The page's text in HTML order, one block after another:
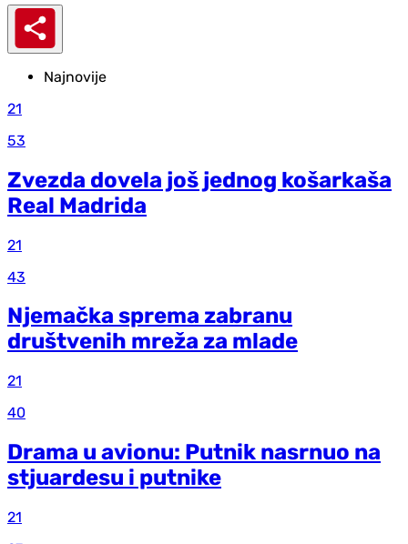
Najnovije
21
53
Zvezda dovela još jednog košarkaša
Real Madrida
21
43
Njemačka sprema zabranu
društvenih mreža za mlade
21
40
Drama u avionu: Putnik nasrnuo na
stjuardesu i putnike
21